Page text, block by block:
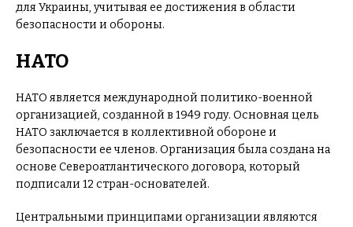
для Украины, учитывая ее достижения в области
безопасности и обороны.
НАТО
НАТО является международной политико-военной
организацией, созданной в 1949 году. Основная цель
НАТО заключается в коллективной обороне и
безопасности ее членов. Организация была создана на
основе Североатлантического договора, который
подписали 12 стран-основателей.
Центральными принципами организации являются